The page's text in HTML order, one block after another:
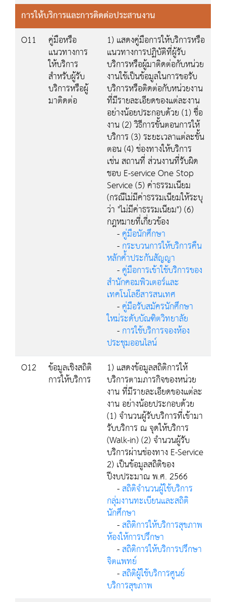
การให้บริการและการติดต่อประสานงาน
O11 คู่มือหรือ
แนวทางการ
ให้บริการ
สำหรับผู้รับ
บริการหรือผู้
มาติดต่อ
1) แสดงคู่มือการให้บริการหรือ
แนวทางการปฏิบัติที่ผู้รับ
บริการหรือผู้มาติดต่อกับหน่วย
งานใช้เป็นข้อมูลในการขอรับ
บริการหรือติดต่อกับหน่วยงาน
ที่มีรายละเอียดของแต่ละงาน
อย่างน้อยประกอบด้วย (1) ชื่อ
งาน (2) วิธีการขั้นตอนการให้
บริการ (3) ระยะเวลาแต่ละขั้น
ตอน (4) ช่องทางให้บริการ
เช่น สถานที่ ส่วนงานที่รับผิด
ชอบ E-service One Stop
Service (5) ค่าธรรมเนียม
(กรณีไม่มีค่าธรรมเนียมให้ระบุ
ว่า "ไม่มีค่าธรรมเนียม") (6)
กฎหมายที่เกี่ยวข้อง
-คู่มือนักศึกษา
-กระบวนการให้บริการคืน
หลักค้ำประกันสัญญา
-คู่มือการเข้าใช้บริการของ
สำนักคอมพิวเตอร์และ
เทคโนโลยีสารสนเทศ
-คู่มือรับสมัครนักศึกษา
ใหม่ระดับบัณฑิตวิทยาลัย
-การใช้บริการจองห้อง
ประชุมออนไลน์
O12
ข้อมูลเชิงสถิติ
การให้บริการ
1) แสดงข้อมูลสถิติการให้
บริการตามภารกิจของหน่วย
งาน ที่มีรายละเอียดของแต่ละ
งาน อย่างน้อยประกอบด้วย
(1) จำนวนผู้รับบริการที่เข้ามา
รับบริการ ณ จุดให้บริการ
(Walk-in) (2) จำนวนผู้รับ
บริการผ่านช่องทาง E-Service
2) เป็นข้อมูลสถิติของ
ปีงบประมาณ พ.ศ. 2566
-สถิติจำนวนผู้ใช้บริการ
กลุ่มงานทะเบียนและสถิติ
นักศึกษา
-สถิติการให้บริการสุขภาพ
ห้องให้การปรึกษา
-สถิติการให้บริการปรึกษา
จิตแพทย์
-สถิติผู้ใช้บริการศูนย์
บริการสุขภาพ